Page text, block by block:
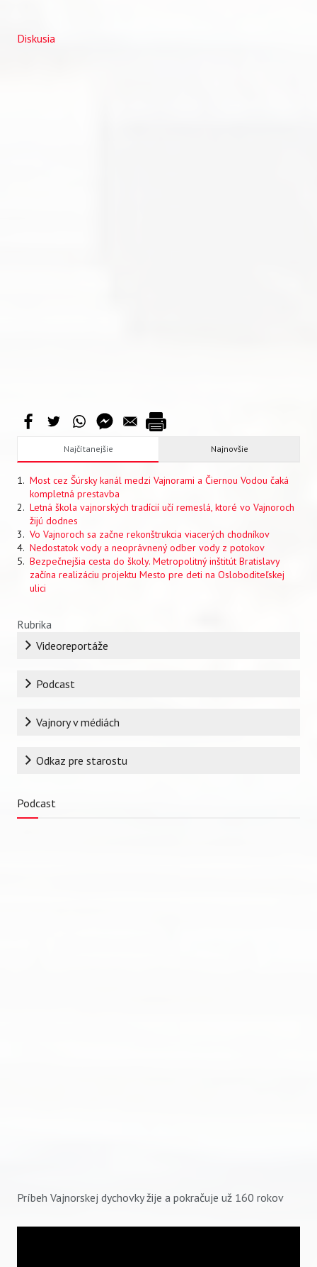
Diskusia
Najčítanejšie Najnovšie
Most cez Šúrsky kanál medzi Vajnorami a Čiernou Vodou čaká
kompletná prestavba
Letná škola vajnorských tradícií učí remeslá, ktoré vo Vajnoroch
žijú dodnes
Vo Vajnoroch sa začne rekonštrukcia viacerých chodníkov
Nedostatok vody a neoprávnený odber vody z potokov
Bezpečnejšia cesta do školy. Metropolitný inštitút Bratislavy
začína realizáciu projektu Mesto pre deti na Osloboditeľskej
ulici
Rubrika
Videoreportáže
Podcast
Vajnory v médiách
Odkaz pre starostu
Podcast
Príbeh Vajnorskej dychovky žije a pokračuje už 160 rokov